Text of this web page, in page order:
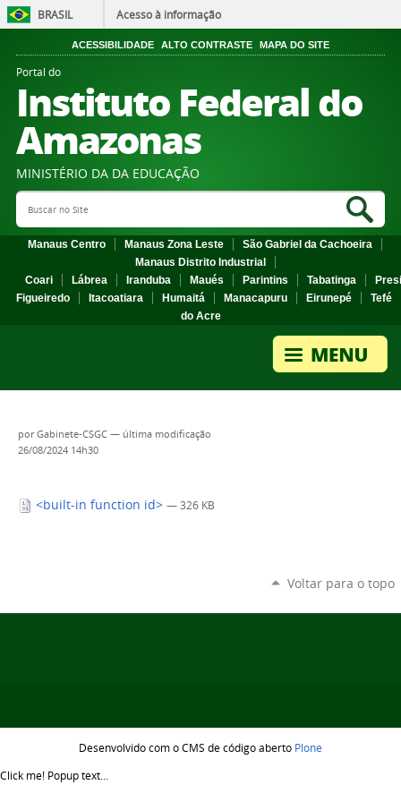
BRASIL Acesso à informação
ACESSIBILIDADE ALTO CONTRASTE MAPA DO SITE
Portal do
Instituto Federal do
Amazonas
MINISTÉRIO DA DA EDUCAÇÃO
Search Site
Manaus Centro Manaus Zona Leste
São Gabriel da Cachoeira
Manaus Distrito Industrial
Coari
Lábrea Iranduba Maués Parintins Tabatinga
Figueiredo
Itacoatiara Humaitá Manacapuru Eirunepé
Tefé
do Acre
porGabinete-CSGC — última modificação
26/08/2024 14h30
<built-in function id> — 326 KB
Voltar para o topo
Desenvolvido com o CMS de código aberto Plone
Click me! Popup text...